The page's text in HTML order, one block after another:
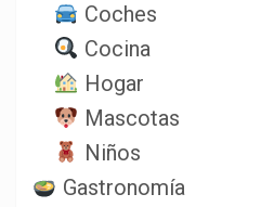
Coches
Cocina
Hogar
Mascotas
Niños
Gastronomía